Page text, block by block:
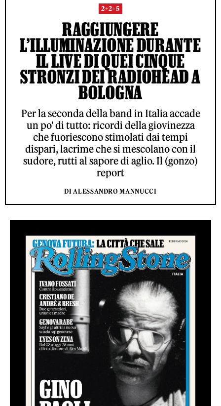
2+2=5
RAGGIUNGERE
L’ILLUMINAZIONE DURANTE
IL LIVE DI QUEI CINQUE
STRONZI DEI RADIOHEAD A
BOLOGNA
Per la seconda della band in Italia accade
un po' di tutto: ricordi della giovinezza
che fuoriescono stimolati dai tempi
dispari, lacrime che si mescolano con il
sudore, rutti al sapore di aglio. Il (gonzo)
report
DI ALESSANDRO MANNUCCI